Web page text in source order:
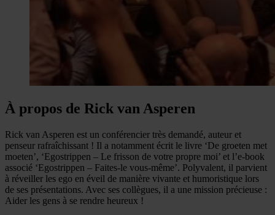
À propos de Rick van Asperen
Rick van Asperen est un conférencier très demandé, auteur et
penseur rafraîchissant ! Il a notamment écrit le livre ‘De groeten met
moeten’, ‘Egostrippen – Le frisson de votre propre moi’ et l’e-book
associé ‘Egostrippen – Faites-le vous-même’. Polyvalent, il parvient
à réveiller les ego en éveil de manière vivante et humoristique lors
de ses présentations. Avec ses collègues, il a une mission précieuse :
Aider les gens à se rendre heureux !